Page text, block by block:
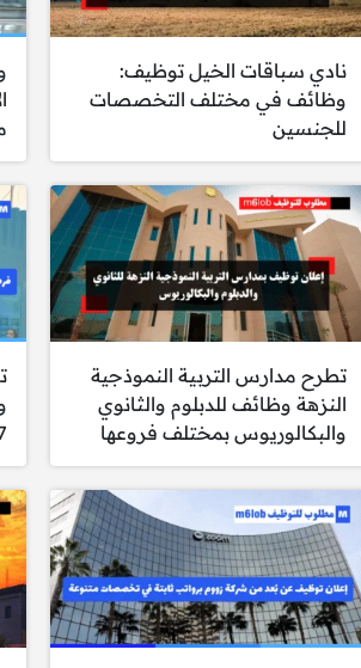
نادي سباقات الخيل توظيف:
وظائف في مختلف التخصصات
للجنسين
تطرح مدارس التربية النموذجية
النزهة وظائف للدبلوم والثانوي
والبكالوريوس بمختلف فروعها